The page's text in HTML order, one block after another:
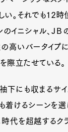
い。それでも12
のイニシャル、Ｊ
高いバータイプ
際立たせている。
下にも収まるサイ
着けるシーンを
代を超越するク